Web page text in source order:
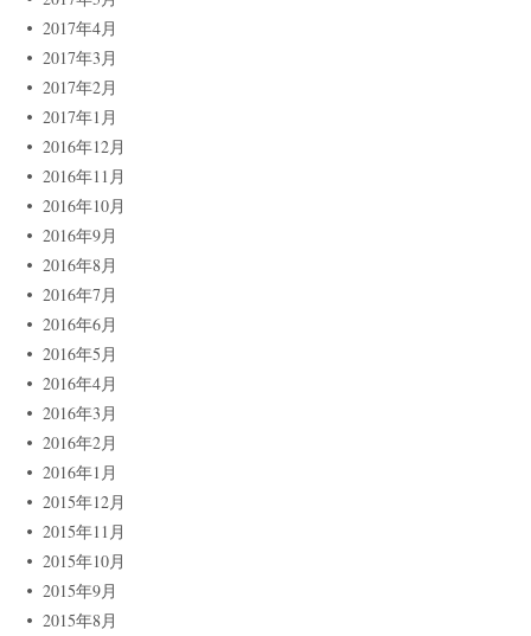
2017年4月
2017年3月
2017年2月
2017年1月
2016年12月
2016年11月
2016年10月
2016年9月
2016年8月
2016年7月
2016年6月
2016年5月
2016年4月
2016年3月
2016年2月
2016年1月
2015年12月
2015年11月
2015年10月
2015年9月
2015年8月